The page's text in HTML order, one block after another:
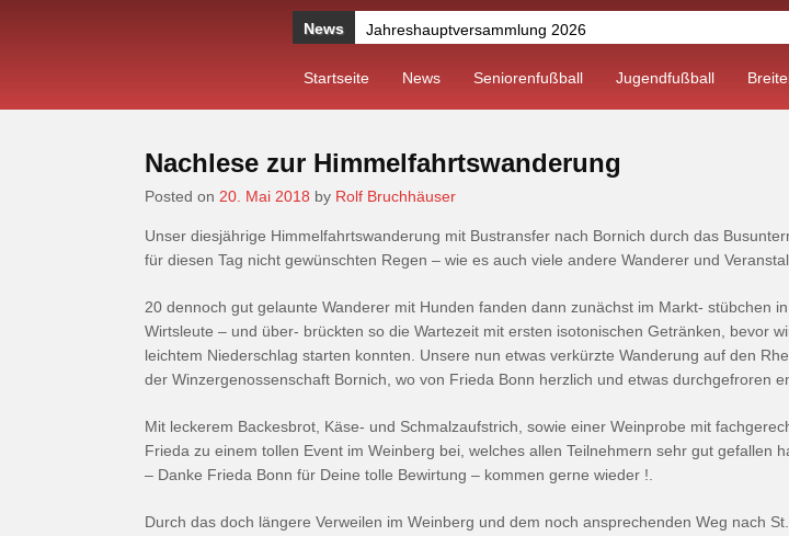
News Jahreshauptversammlung 2026
Oelsberger Sportplatz erstrahlt in neuem Glanz !
Startseite News Seniorenfußball Jugendfußball
Nachlese zur Himmelfahrtswanderung
Posted on 20. Mai 2018 by Rolf Bruchhäuser
Unser diesjährige Himmelfahrtswanderung mit Bustransfer nach Bornich durch das
für diesen Tag nicht gewünschten Regen – wie es auch viele andere Wanderer und
20 dennoch gut gelaunte Wanderer mit Hunden fanden dann zunächst im Markt- stübchen
Wirtsleute – und über- brückten so die Wartezeit mit ersten isotonischen Getränken, bevor
leichtem Niederschlag starten konnten. Unsere nun etwas verkürzte Wanderung auf den
der Winzergenossenschaft Bornich, wo von Frieda Bonn herzlich und etwas durchgefroren
Mit leckerem Backesbrot, Käse- und Schmalzaufstrich, sowie einer Weinprobe mit
Frieda zu einem tollen Event im Weinberg bei, welches allen Teilnehmern sehr gut gefallen
– Danke Frieda Bonn für Deine tolle Bewirtung – kommen gerne wieder !.
Durch das doch längere Verweilen im Weinberg und dem noch ansprechenden Weg nach